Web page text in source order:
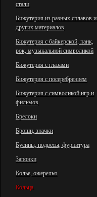
стали
Бижутерия из разных сплавов и
других материалов
Бижутерия с байкерской, панк,
рок, музыкальной символикой
Бижутерия с глазами
Бижутерия с посеребрением
Бижутерия с символикой игр и
фильмов
Брелоки
Броши, значки
Бусины, подвесы, фурнитура
Запонки
Колье, ожерелья
Кольца